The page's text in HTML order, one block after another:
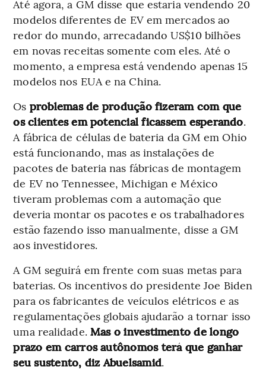
Até agora, a GM disse que estaria vendendo 20
modelos diferentes de EV em mercados ao
redor do mundo, arrecadando US$10 bilhões
em novas receitas somente com eles. Até o
momento, a empresa está vendendo apenas 15
modelos nos EUA e na China.
Os problemas de produção fizeram com que
os clientes em potencial ficassem esperando.
A fábrica de células de bateria da GM em Ohio
está funcionando, mas as instalações de
pacotes de bateria nas fábricas de montagem
de EV no Tennessee, Michigan e México
tiveram problemas com a automação que
deveria montar os pacotes e os trabalhadores
estão fazendo isso manualmente, disse a GM
aos investidores.
A GM seguirá em frente com suas metas para
baterias. Os incentivos do presidente Joe Biden
para os fabricantes de veículos elétricos e as
regulamentações globais ajudarão a tornar isso
uma realidade. Mas o investimento de longo
prazo em carros autônomos terá que ganhar
seu sustento, diz Abuelsamid.